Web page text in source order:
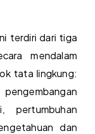
terdiri dari tiga
mendalam
tata lingkung:
pertumbuhan
dan